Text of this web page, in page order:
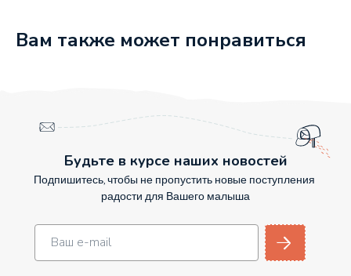
Вам также может понравиться
Будьте в курсе наших новостей
Подпишитесь, чтобы не пропустить новые поступления
радости для Вашего малыша